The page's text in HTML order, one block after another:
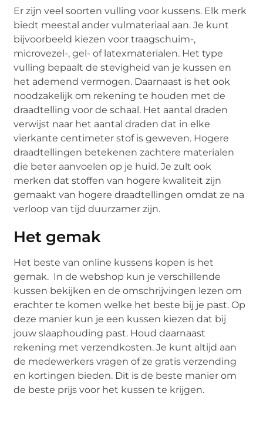
Er zijn veel soorten vulling voor kussens. Elk merk
biedt meestal ander vulmateriaal aan. Je kunt
bijvoorbeeld kiezen voor traagschuim-,
microvezel-, gel- of latexmaterialen. Het type
vulling bepaalt de stevigheid van je kussen en
het ademend vermogen. Daarnaast is het ook
noodzakelijk om rekening te houden met de
draadtelling voor de schaal. Het aantal draden
verwijst naar het aantal draden dat in elke
vierkante centimeter stof is geweven. Hogere
draadtellingen betekenen zachtere materialen
die beter aanvoelen op je huid. Je zult ook
merken dat stoffen van hogere kwaliteit zijn
gemaakt van hogere draadtellingen omdat ze na
verloop van tijd duurzamer zijn.
Het gemak
Het beste van online kussens kopen is het
gemak. In de webshop kun je verschillende
kussen bekijken en de omschrijvingen lezen om
erachter te komen welke het beste bij je past. Op
deze manier kun je een kussen kiezen dat bij
jouw slaaphouding past. Houd daarnaast
rekening met verzendkosten. Je kunt altijd aan
de medewerkers vragen of ze gratis verzending
en kortingen bieden. Dit is de beste manier om
de beste prijs voor het kussen te krijgen.